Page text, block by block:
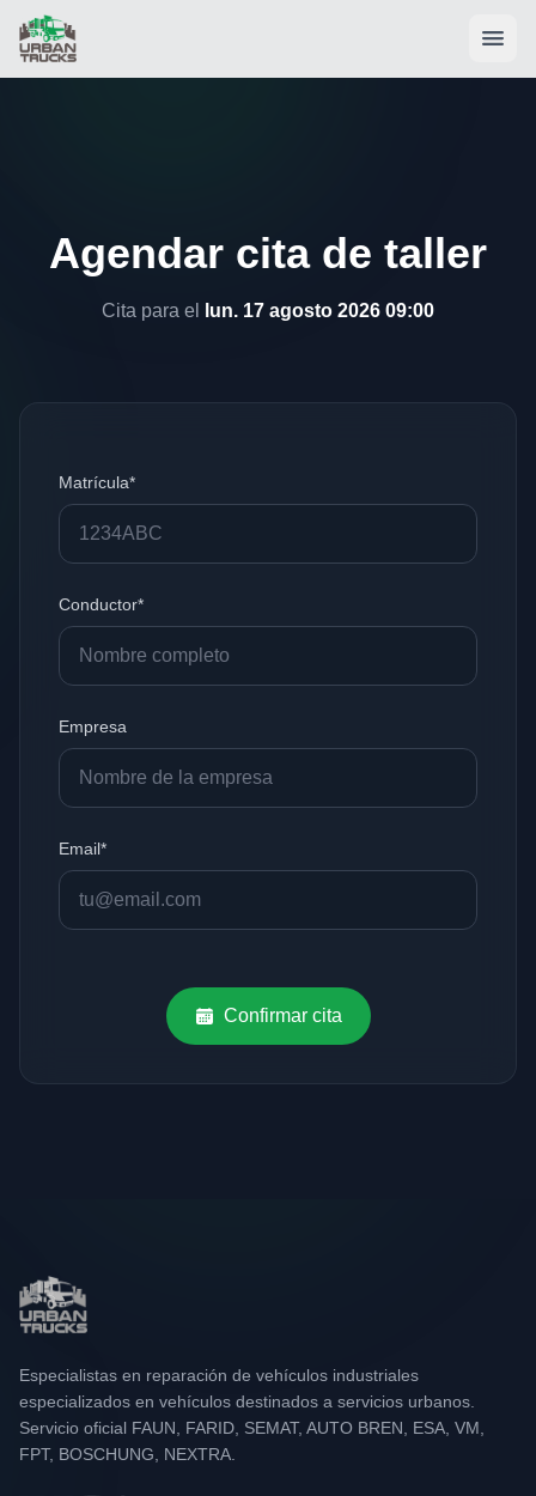
Agendar cita de taller
Cita para el lun. 17 agosto 2026 09:00
Matrícula*
Conductor*
Empresa
Email*
Confirmar cita
Especialistas en reparación de vehículos industriales
especializados en vehículos destinados a servicios urbanos.
Servicio oficial FAUN, FARID, SEMAT, AUTO BREN, ESA, VM,
FPT, BOSCHUNG, NEXTRA.